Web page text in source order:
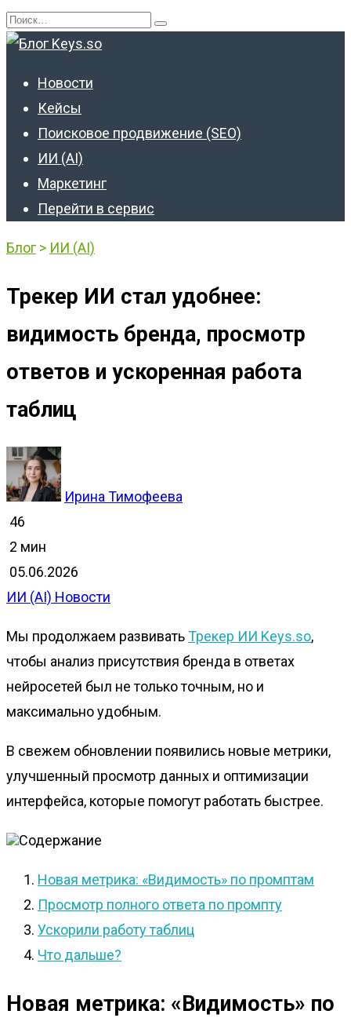
Перейти
к
Search
for:
Новости
Кейсы
Поисковое продвижение (SEO)
ИИ (AI)
Маркетинг
Перейти в сервис
Блог > ИИ (AI)
Трекер ИИ стал удобнее:
видимость бренда, просмотр
ответов и ускоренная работа
таблиц
Ирина Тимофеева
46
2 мин
05.06.2026
ИИ (AI) Новости
Мы продолжаем развиватьТрекер ИИ Keys.so,
чтобы анализ присутствия бренда в ответах
нейросетей был не только точным, но и
максимально удобным.
В свежем обновлении появились новые метрики,
улучшенный просмотр данных и оптимизации
интерфейса, которые помогут работать быстрее.
Содержание
Новая метрика: «Видимость» по промптам
Просмотр полного ответа по промпту
Ускорили работу таблиц
Что дальше?
Новая метрика: «Видимость» по